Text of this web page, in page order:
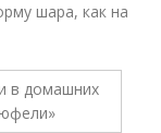
шара, как на